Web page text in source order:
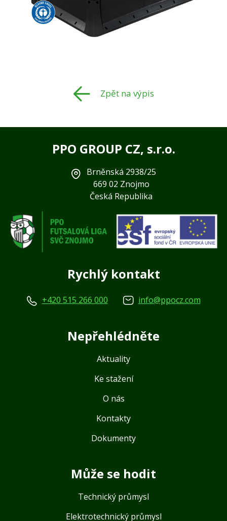
Zpět na výpis
PPO GROUP CZ, s.r.o.
Brněnská 2938/25
669 02 Znojmo
Česká Republika
Rychlý kontakt
+420 515 266 000 info@ppocz.com
Nepřehlédněte
Aktuality
Ke stažení
O nás
Kontakty
Dokumenty
Může se hodit
Technický průmysl
Elektrotechnický průmysl